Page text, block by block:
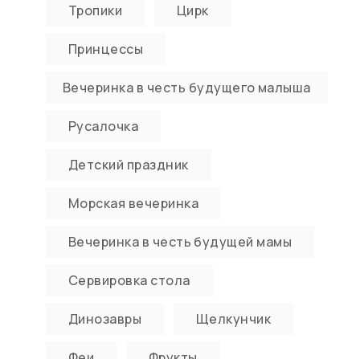
Тропики Цирк
Принцессы
Вечеринка в честь будущего малыша
Русалочка
Детский праздник
Морская вечеринка
Вечеринка в честь будущей мамы
Сервировка стола
Динозавры Щелкунчик